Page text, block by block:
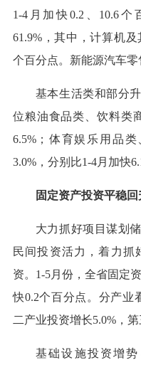
1-4月加快0.2、10.6
61.9%，其中，计算机
个百分点。新能源汽车零
基本生活类和部分
位粮油食品类、饮料类
6.5%；体育娱乐用品类
3.0%，分别比1-4月加快
固定资产投资平稳回
大力抓好项目谋划
民间投资活力，着力抓
资。1-5月份，全省固定
快0.2个百分点。分产业
二产业投资增长5.0%，第
基础设施投资增